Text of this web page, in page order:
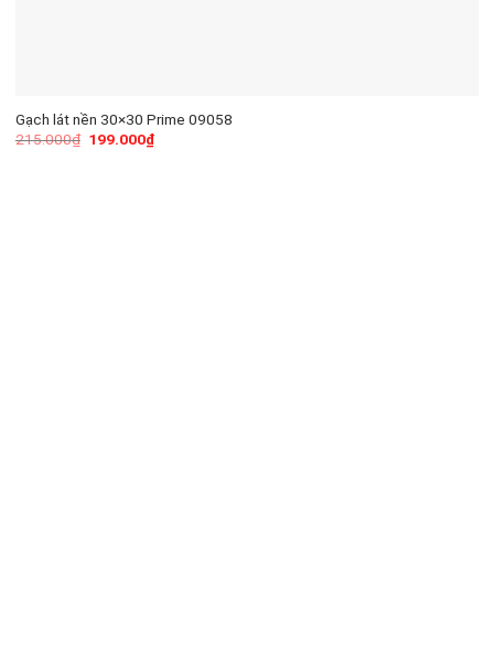
Gạch lát nền 30×30 Prime 09058
215.000₫ 199.000₫